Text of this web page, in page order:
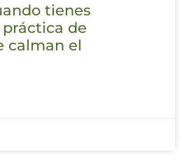
tienes
de
calman el